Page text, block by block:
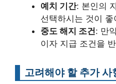
예치 기간: 본인의
선택하시는 것이 좋
중도 해지 조건: 만
이자 지급 조건을
고려해야 할 추가 사